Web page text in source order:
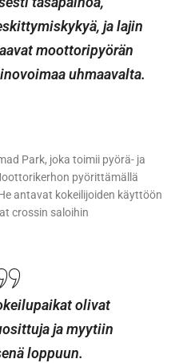
ja lajin
moottoripyörän
uhmaavalta.
Park, joka toimii pyörä- ja
pyörittämällä
antavat kokeilijoiden käyttöön
crossin saloihin
olivat
ja myytiin
loppuun.